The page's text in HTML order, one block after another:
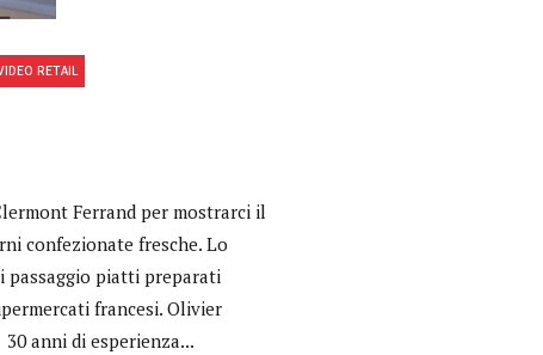
RETAIL
Ferrand per mostrarci il
confezionate fresche. Lo
passaggio piatti preparati
francesi. Olivier
anni di esperienza...